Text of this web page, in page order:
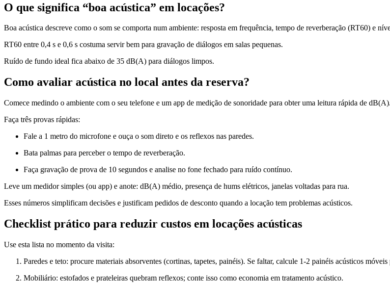
O que significa “boa acústica” em locações?
Boa acústica descreve como o som se comporta num ambiente: resposta em frequência, tempo de reverberação (RT60) e
RT60 entre 0,4 s e 0,6 s costuma servir bem para gravação de diálogos em salas pequenas.
Ruído de fundo ideal fica abaixo de 35 dB(A) para diálogos limpos.
Como avaliar acústica no local antes da reserva?
Comece medindo o ambiente com o seu telefone e um app de medição de sonoridade para obter uma leitura rápida de dB(A).
Faça três provas rápidas:
Fale a 1 metro do microfone e ouça o som direto e os reflexos nas paredes.
Bata palmas para perceber o tempo de reverberação.
Faça gravação de prova de 10 segundos e analise no fone fechado para ruído contínuo.
Leve um medidor simples (ou app) e anote: dB(A) médio, presença de hums elétricos, janelas voltadas para rua.
Esses números simplificam decisões e justificam pedidos de desconto quando a locação tem problemas acústicos.
Checklist prático para reduzir custos em locações acústicas
Use esta lista no momento da visita:
Paredes e teto: procure materiais absorventes (cortinas, tapetes, painéis). Se faltar, calcule 1-2 painéis acústicos móveis
Mobiliário: estofados e prateleiras quebram reflexos; conte isso como economia em tratamento acústico.